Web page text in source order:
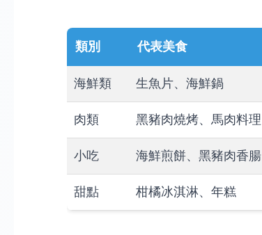
類別 代表美食
海鮮類 生魚片、海鮮鍋
肉類 黑豬肉燒烤、馬肉料理
小吃 海鮮煎餅、黑豬肉香腸
甜點 柑橘冰淇淋、年糕